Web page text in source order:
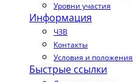
Уровни участия
Информация
ЧЗВ
Контакты
Условия и положения
Быстрые ссылки